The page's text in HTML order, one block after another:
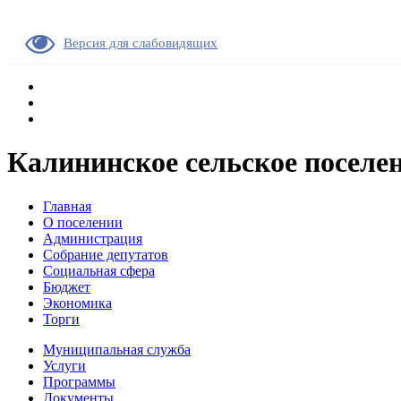
Версия для слабовидящих
Калининское сельское
Главная
О поселении
Администрация
Собрание депутатов
Социальная сфера
Бюджет
Экономика
Торги
Муниципальная служба
Услуги
Программы
Документы